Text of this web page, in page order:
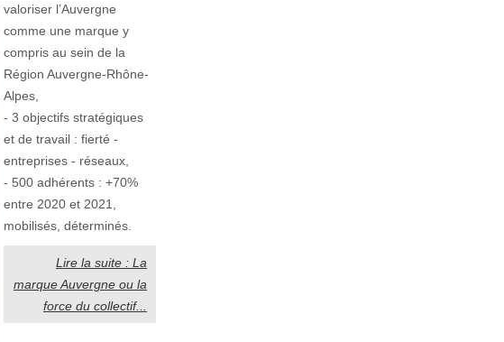
valoriser l’Auvergne
comme une marque y
compris au sein de la
Région Auvergne-Rhône-
Alpes,
- 3 objectifs stratégiques
et de travail : fierté -
entreprises - réseaux,
- 500 adhérents : +70%
entre 2020 et 2021,
mobilisés, déterminés.
Lire la suite : La
marque Auvergne ou la
force du collectif...